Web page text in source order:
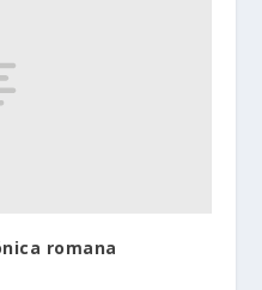
romana